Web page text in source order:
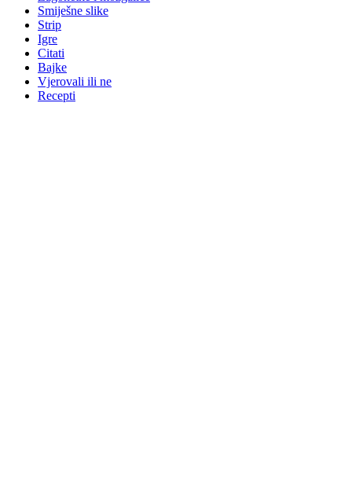
Smiješne slike
Strip
Igre
Citati
Bajke
Vjerovali ili ne
Recepti